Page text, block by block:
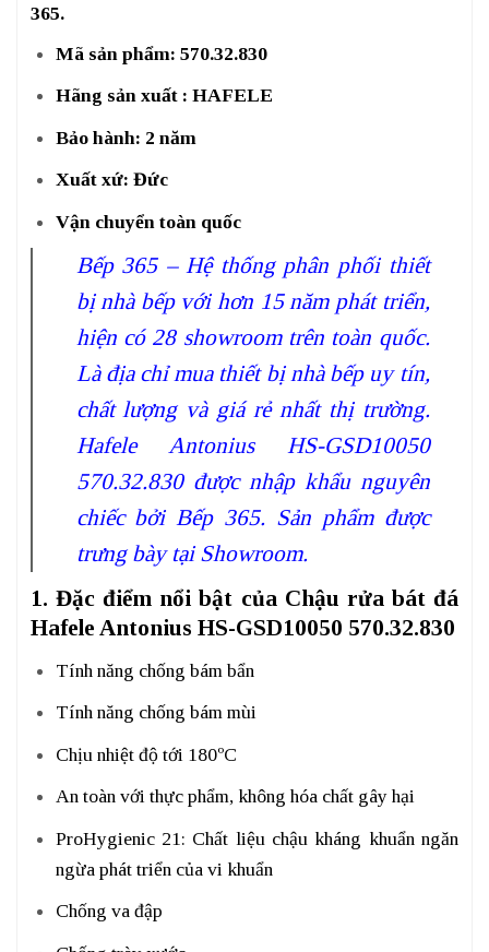
365.
Mã sản phẩm: 570.32.830
Hãng sản xuất : HAFELE
Bảo hành: 2 năm
Xuất xứ: Đức
Vận chuyển toàn quốc
Bếp 365 – Hệ thống phân phối thiết
bị nhà bếp với hơn 15 năm phát triển,
hiện có 28 showroom trên toàn quốc.
Là địa chỉ mua thiết bị nhà bếp uy tín,
chất lượng và giá rẻ nhất thị trường.
Hafele Antonius HS-GSD10050
570.32.830 được nhập khẩu nguyên
chiếc bởi Bếp 365. Sản phẩm được
trưng bày tại Showroom.
1. Đặc điểm nổi bật của Chậu rửa bát đá
Hafele Antonius HS-GSD10050 570.32.830
Tính năng chống bám bẩn
Tính năng chống bám mùi
Chịu nhiệt độ tới 180ºC
An toàn với thực phẩm, không hóa chất gây hại
ProHygienic 21: Chất liệu chậu kháng khuẩn ngăn
ngừa phát triển của vi khuẩn
Chống va đập